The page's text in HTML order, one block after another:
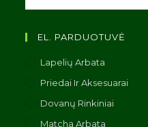
EL. PARDUOTUVĖ
Lapelių Arbata
Priedai Ir Aksesuarai
Dovanų Rinkiniai
Matcha Arbata